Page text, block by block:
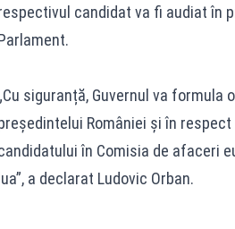
candidat va fi audiat în
siguranță, Guvernul va
României și în
în Comisia de afaceri
lua”, a declarat Ludovic Orban.